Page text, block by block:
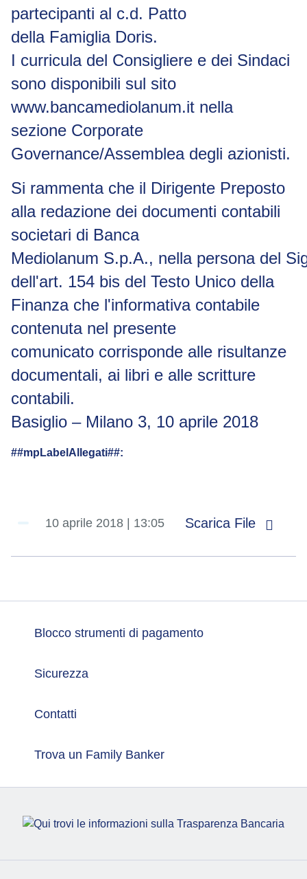
partecipanti al c.d. Patto
della Famiglia Doris.
I curricula del Consigliere e dei Sindaci
sono disponibili sul sito
www.bancamediolanum.it nella
sezione Corporate
Governance/Assemblea degli azionisti.
Si rammenta che il Dirigente Preposto
alla redazione dei documenti contabili
societari di Banca
Mediolanum S.p.A., nella persona del
dell'art. 154 bis del Testo Unico della
Finanza che l'informativa contabile
contenuta nel presente
comunicato corrisponde alle risultanze
documentali, ai libri e alle scritture
contabili.
Basiglio – Milano 3, 10 aprile 2018
##mpLabelAllegati##:
10 aprile 2018 | 13:05 Scarica File
Blocco strumenti di pagamento
Sicurezza
Contatti
Trova un Family Banker